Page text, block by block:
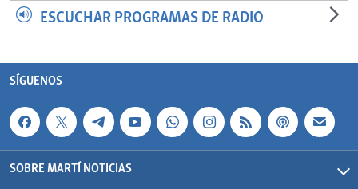
ESCUCHAR PROGRAMAS DE RADIO
SÍGUENOS
SOBRE MARTÍ NOTICIAS